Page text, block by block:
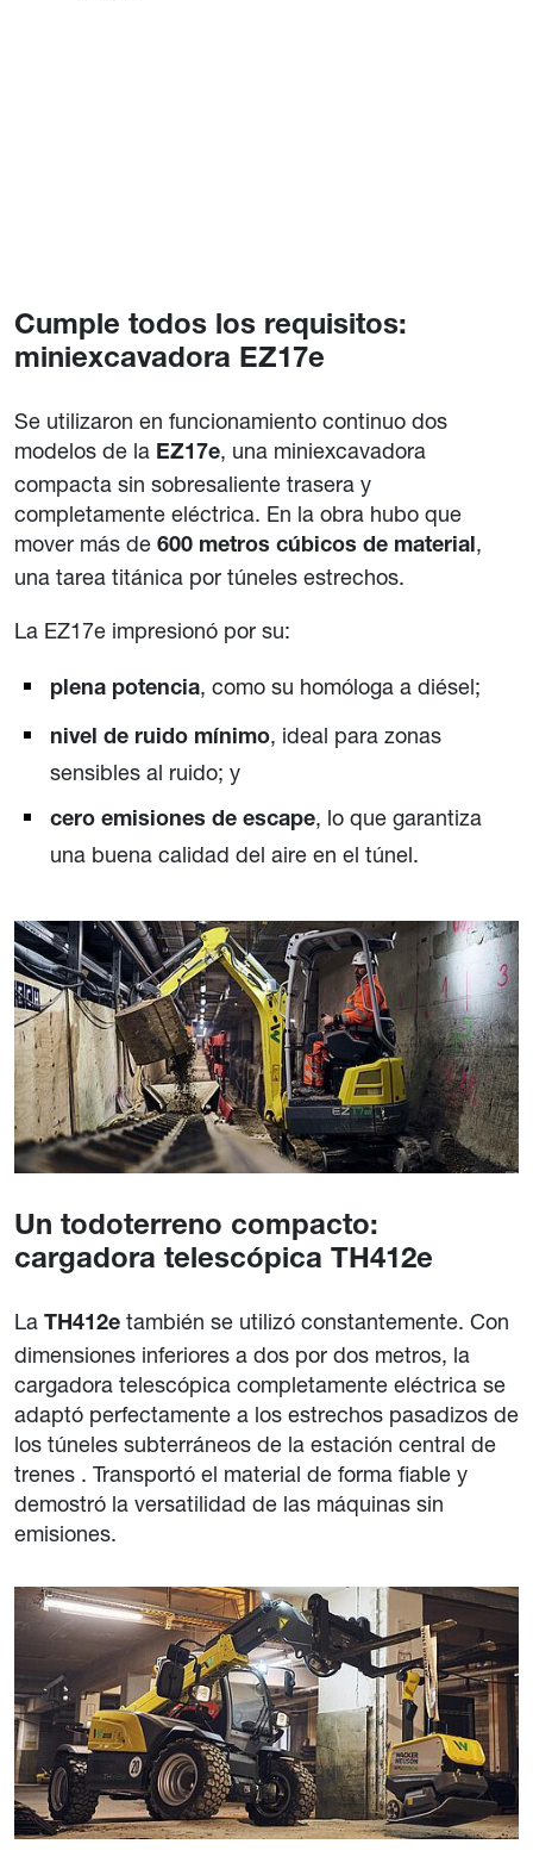
Cumple todos los requisitos:
miniexcavadora EZ17e
Se utilizaron en funcionamiento continuo dos
modelos de la EZ17e, una miniexcavadora
compacta sin sobresaliente trasera y
completamente eléctrica. En la obra hubo que
mover más de 600 metros cúbicos de material,
una tarea titánica por túneles estrechos.
La EZ17e impresionó por su:
plena potencia, como su homóloga a diésel;
nivel de ruido mínimo, ideal para zonas
sensibles al ruido; y
cero emisiones de escape, lo que garantiza
una buena calidad del aire en el túnel.
Un todoterreno compacto:
cargadora telescópica TH412e
La TH412e también se utilizó constantemente. Con
dimensiones inferiores a dos por dos metros, la
cargadora telescópica completamente eléctrica se
adaptó perfectamente a los estrechos pasadizos de
los túneles subterráneos de la estación central de
trenes . Transportó el material de forma fiable y
demostró la versatilidad de las máquinas sin
emisiones.